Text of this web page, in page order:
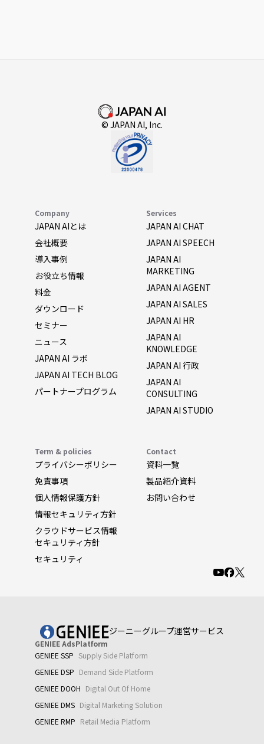
© JAPAN AI, Inc.
Company
JAPAN AIとは
会社概要
導入事例
お役立ち情報
料金
ダウンロード
セミナー
ニュース
JAPAN AI ラボ
JAPAN AI TECH BLOG
パートナープログラム
Services
JAPAN AI CHAT
JAPAN AI SPEECH
JAPAN AI
MARKETING
JAPAN AI AGENT
JAPAN AI SALES
JAPAN AI HR
JAPAN AI
KNOWLEDGE
JAPAN AI 行政
JAPAN AI
CONSULTING
JAPAN AI STUDIO
Term & policies
プライバシーポリシー
免責事項
個人情報保護方針
情報セキュリティ方針
クラウドサービス情報
セキュリティ方針
セキュリティ
Contact
資料一覧
製品紹介資料
お問い合わせ
ジーニーグループ運営サービス
GENIEE AdsPlatform
GENIEE SSP Supply Side Platform
GENIEE DSP Demand Side Platform
GENIEE DOOH Digital Out Of Home
GENIEE DMS Digital Marketing Solution
GENIEE RMP Retail Media Platform